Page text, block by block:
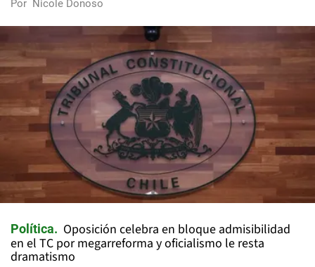
Por Nicole Donoso
Política
Oposición celebra en bloque admisibilidad
en el TC por megarreforma y oficialismo le resta
dramatismo